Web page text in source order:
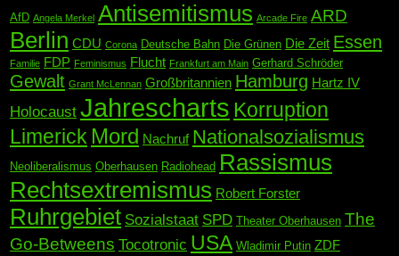
AfD Angela Merkel Antisemitismus Arcade Fire ARD
Berlin CDU Corona Deutsche Bahn Die Grünen Die Zeit Essen
Familie FDP Feminismus Flucht Frankfurt am Main Gerhard Schröder
Gewalt Grant McLennan Großbritannien Hamburg Hartz IV
Holocaust Jahrescharts Korruption
Limerick Mord Nachruf Nationalsozialismus
Neoliberalismus Oberhausen Radiohead Rassismus
Rechtsextremismus Robert Forster
Ruhrgebiet Sozialstaat SPD Theater Oberhausen The
Go-Betweens Tocotronic USA Wladimir Putin ZDF